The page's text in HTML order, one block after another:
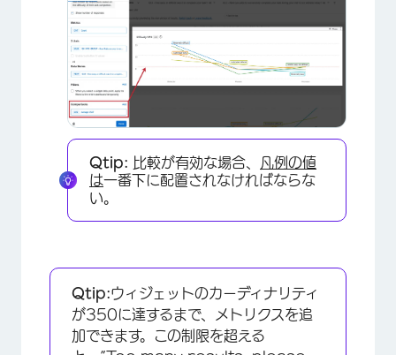
×
Qtip: 比較が有効な場合、
凡例の値
は一番下に配置されなければならな
い。
Qtip:ウィジェットのカーディナリティ
が350に達するまで、メトリクスを追
加できます。この制限を超える